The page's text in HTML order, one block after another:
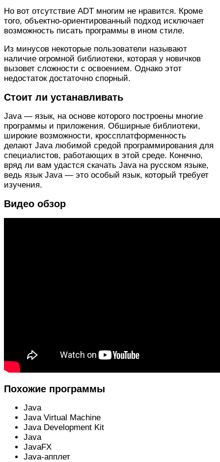
Но вот отсутствие ADT многим не нравится. Кроме
того, объектно-ориентированный подход исключает
возможность писать программы в ином стиле.
Из минусов некоторые пользователи называют
наличие огромной библиотеки, которая у новичков
вызовет сложности с освоением. Однако этот
недостаток достаточно спорный.
Стоит ли устанавливать
Java — язык, на основе которого построены многие
программы и приложения. Обширные библиотеки,
широкие возможности, кроссплатформенность
делают Java любимой средой программирования для
специалистов, работающих в этой среде. Конечно,
вряд ли вам удастся скачать Java на русском языке,
ведь язык Java — это особый язык, который требует
изучения.
Видео обзор
Похожие программы
Java
Java Virtual Machine
Java Development Kit
Java
JavaFX
Java-апплет